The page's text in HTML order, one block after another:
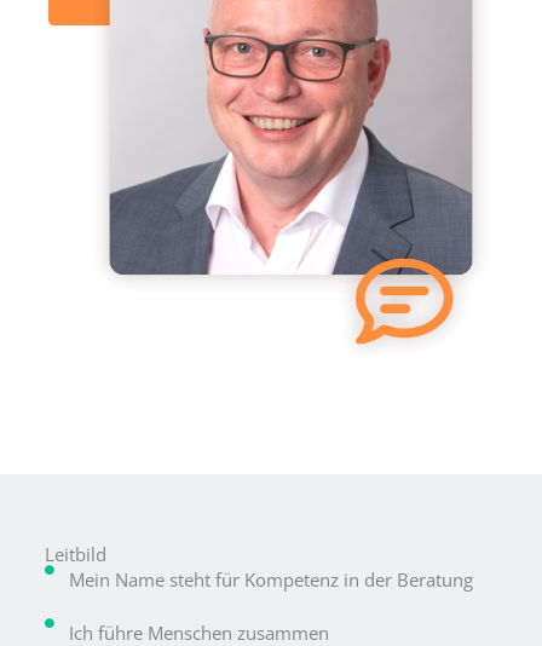
Leitbild
Mein Name steht für Kompetenz in der Beratung
Ich führe Menschen zusammen